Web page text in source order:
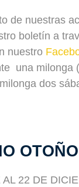
de nuestras
boletín a
nuestro
una milonga
dos
22 DE